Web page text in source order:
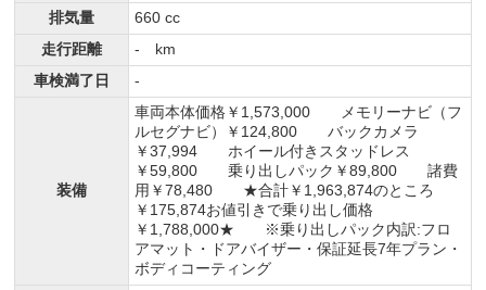
排気量
660 cc
走行距離
- km
車検満了日
-
装備
車両本体価格￥1,573,000 メモリーナビ（フ
ルセグナビ）￥124,800 バックカメラ
￥37,994 ホイール付きスタッドレス
￥59,800 乗り出しパック￥89,800 諸費
用￥78,480 ★合計￥1,963,874のところ
￥175,874お値引きで乗り出し価格
￥1,788,000★ ※乗り出しパック内訳:フロ
アマット・ドアバイザー・保証延長7年プラン・
ボディコーティング